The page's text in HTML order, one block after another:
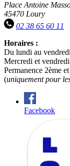
Place Antoine
45470 Loury
02 38 65 60 11
Horaires :
Du lundi au
Mercredi et
Permanence 2ème
(uniquement pour
Facebook